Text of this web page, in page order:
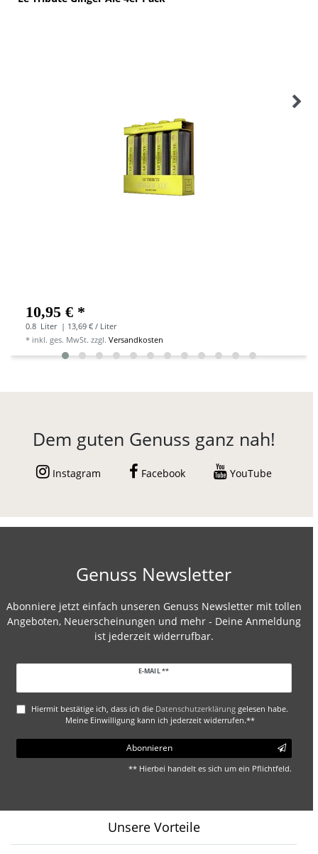
10,95 € *
0.8 Liter | 13,69 € / Liter
* inkl. ges. MwSt. zzgl.Versandkosten
Dem guten Genuss ganz nah!
Instagram Facebook YouTube
Genuss Newsletter
Abonniere jetzt einfach unseren Genuss Newsletter mit tollen
Angeboten, Neuerscheinungen und mehr - Deine Anmeldung
ist jederzeit widerrufbar.
E-MAIL **
Hiermit bestätige ich, dass ich die Daten­schutz­erklärung gelesen habe.
Meine Einwilligung kann ich jederzeit widerrufen.**
Abonnieren
** Hierbei handelt es sich um ein Pflichtfeld.
Unsere Vorteile